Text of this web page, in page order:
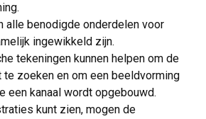
alle benodigde onderdelen voor
ingewikkeld zijn.
tekeningen kunnen helpen om de
zoeken en om een beeldvorming
een kanaal wordt opgebouwd.
kunt zien, mogen de